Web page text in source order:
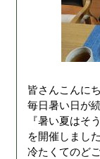
皆さんこんにち
毎日暑い日が
『暑い夏はそ
を開催しました
冷たくてのど